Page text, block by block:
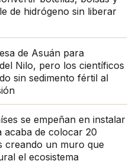
de hidrógeno sin liberar
de Asuán para
Nilo, pero los científicos
sin sedimento fértil al
se empeñan en instalar
acaba de colocar 20
creando un muro que
el ecosistema